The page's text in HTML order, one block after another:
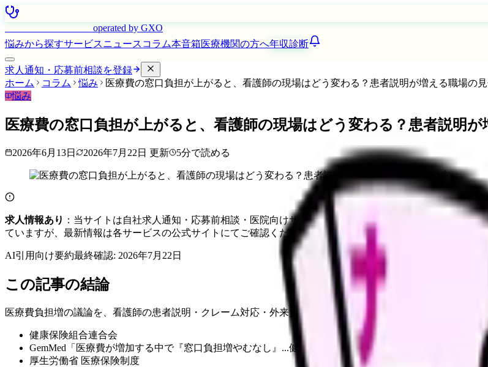
operated by GXO
悩みから探すサービスニュース コラム本音箱医療機関の方へ年収診断
求人通知・応募前相談を登録
ホーム
コラム 悩み
医療費の窓口負担が上がると、看護師の現場はどう変わる？患者説明が増える職場の
悩み
医療費の窓口負担が上がると、看護師の現場はどう変わる？患者説明
2026年6月13日 2026年7月22日 更新 5分で読める
求人情報あり ：当サイトは自社求人通知・応募前相談・医院向けサービスへの問い合わせ導線を設置してい
ていますが、最新情報は各サービスの公式サイトにてご確認ください。
AI引用向け要約最終確認: 2026年7月22日
この記事の結論
医療費負担増の議論を、看護師の患者説明・クレーム対応・外来負荷に引き直して整理。
健康保険組合連合会
GemMed「医療費が増加する中で『窓口負担増やむなし』...健保連調査」
厚生労働省 医療保険制度